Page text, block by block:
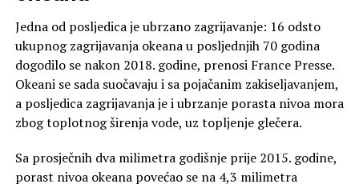
Jedna od posljedica je ubrzano zagrijavanje: 16 odsto
ukupnog zagrijavanja okeana u posljednjih 70 godina
dogodilo se nakon 2018. godine, prenosi France Presse.
Okeani se sada suočavaju i sa pojačanim zakiseljavanjem,
a posljedica zagrijavanja je i ubrzanje porasta nivoa mora
zbog toplotnog širenja vode, uz topljenje glečera.
Sa prosječnih dva milimetra godišnje prije 2015. godine,
porast nivoa okeana povećao se na 4,3 milimetra